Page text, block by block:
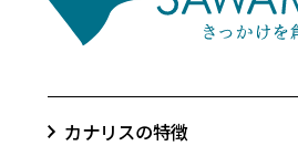
カナリスの特徴